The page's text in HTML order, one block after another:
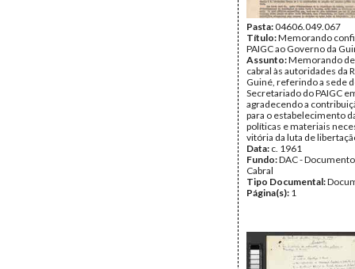
Pasta:04606.049.067
Título:Memorando
PAIGC ao Governo da
Assunto:Memorando
cabral às autoridades da
Guiné, referindo a sede
Secretariado do PAIGC
agradecendo a
para o estabelecimento
políticas e materiais
vitória da luta de
Data: c. 1961
Fundo:DAC -
Cabral
Tipo Documental:
Página(s): 1